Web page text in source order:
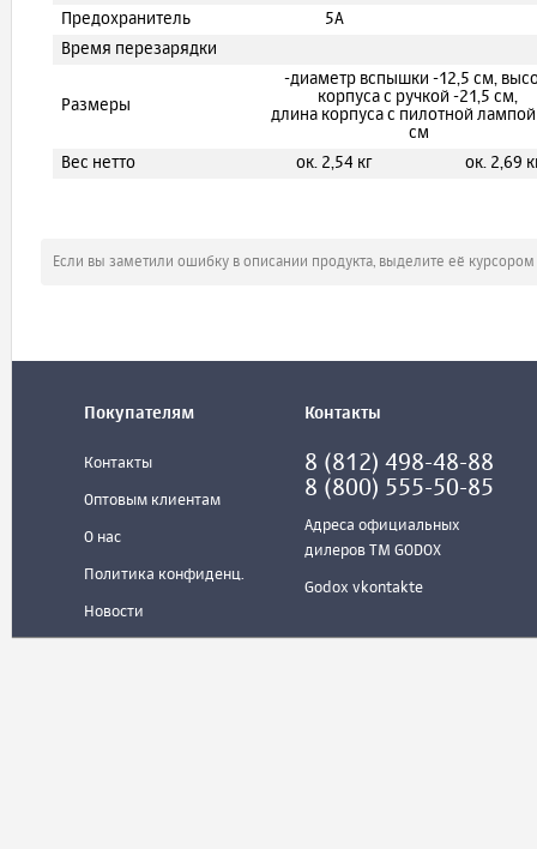
Предохранитель
5А
Время перезарядки
Размеры
-диаметр вспышки -12,5 см,
корпуса с ручкой -21,5 см,
длина корпуса с пилотной
см
Вес нетто
ок. 2,54 кг ок. 2,69
Если вы заметили ошибку в описании продукта, выделите её
Покупателям
Контакты
Оптовым клиентам
О нас
Политика конфиденц.
Новости
Контакты
8 (812) 498-48-88
8 (800) 555-50-85
Адреса официальных
дилеров ТМ GODOX
Godox vkontakte